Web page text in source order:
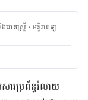
រោគស្ត្រី ·ម​ន្ទីរពេទ្យ
រប្រព័ន្ធរំលាយ